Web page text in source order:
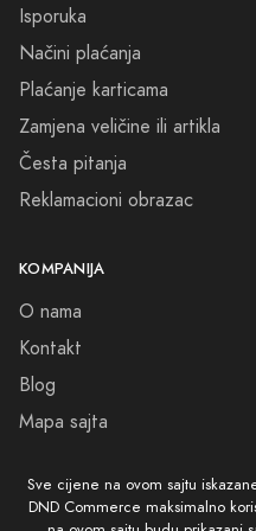
Isporuka
Načini plaćanja
Plaćanje karticama
Zamjena veličine ili artikla
Česta pitanja
Reklamacioni obrazac
KOMPANIJA
O nama
Kontakt
Blog
Mapa sajta
Sve cijene na ovom sajtu
DND Commerce maksimalno